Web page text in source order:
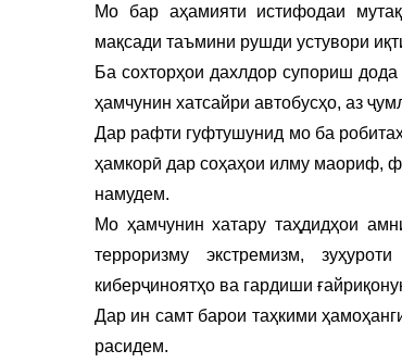
Мо бар аҳамияти истифодаи
мақсади таъмини рушди устувори
Ба сохторҳои дахлдор супориш
ҳамчунин хатсайри автобусҳо, аз
Дар рафти гуфтушунид мо ба
ҳамкорӣ дар соҳаҳои илму маориф,
намудем.
Мо ҳамчунин хатару таҳдидҳои
терроризму экстремизм,
киберҷиноятҳо ва гардиши
Дар ин самт барои таҳкими
расидем.